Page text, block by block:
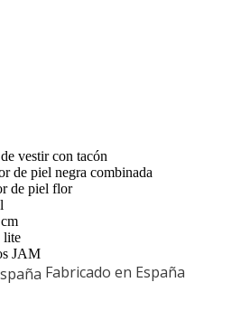
vestir con tacón
de piel negra combinada
de piel flor
lite
JAM
Fabricado en España